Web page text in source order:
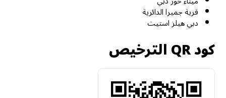
قرية جميرا الدائرية
دبي هيلز استيت
كود QR الترخيص